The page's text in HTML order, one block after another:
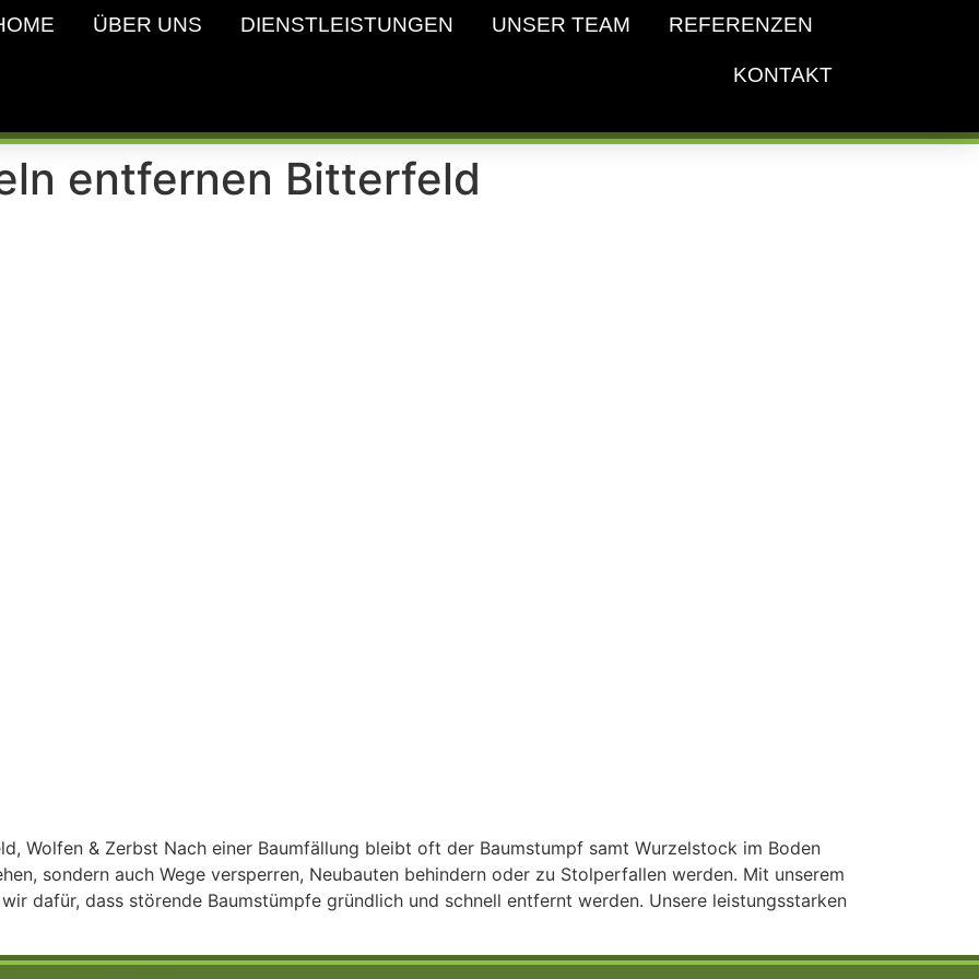
ÜBER UNS DIENSTLEISTUNGEN UNSER TEAM REFERENZEN
KONTAKT
entfernen Bitterfeld
Wolfen & Zerbst Nach einer Baumfällung bleibt oft der Baumstumpf samt Wurzelstock im Boden
sondern auch Wege versperren, Neubauten behindern oder zu Stolperfallen werden. Mit unserem
dafür, dass störende Baumstümpfe gründlich und schnell entfernt werden. Unsere leistungsstarken